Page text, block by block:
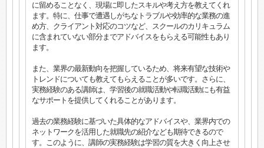
に留めることなく、現場に即したスキルや考え方を教えてくれ
ます。特に、仕事で遭遇しがちなトラブルや効率的な業務の進
め方、クライアント対応のコツなど、スクールのカリキュラム
に含まれていない部分までアドバイスをもらえる可能性もあり
ます。
また、業界の最新動向を把握しているため、将来有望な技術や
トレンドについても教えてもらえることが多いです。さらに、
実務経験のある講師は、学習後の就職活動や転職活動にも有益
なサポートを提供してくれることがあります。
過去の業務経験に基づいた具体的なアドバイスや、業界内での
ネットワークを活用した就職先の紹介なども期待できるので
す。このように、講師の実務経験は学習の質を大きく向上させ